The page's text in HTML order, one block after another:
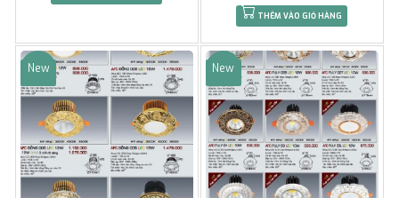
THÊM VÀO GIỎ HÀNG
Sale
New Sale
New